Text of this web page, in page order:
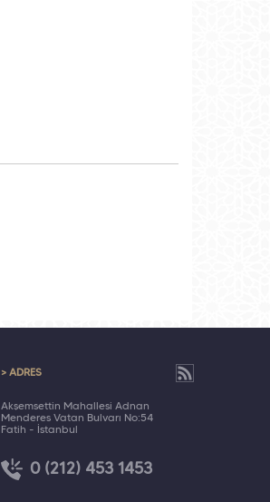
> ADRES
Akşemsettin Mahallesi Adnan
Menderes Vatan Bulvarı No:54
Fatih - İstanbul
0 (212) 453 1453